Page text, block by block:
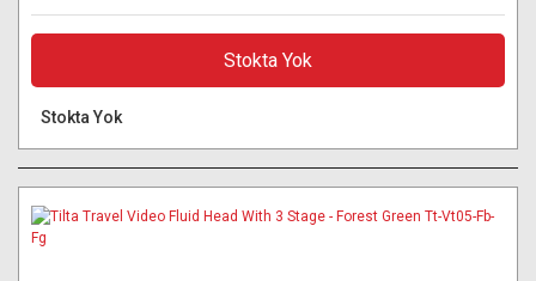
Stokta Yok
Stokta Yok